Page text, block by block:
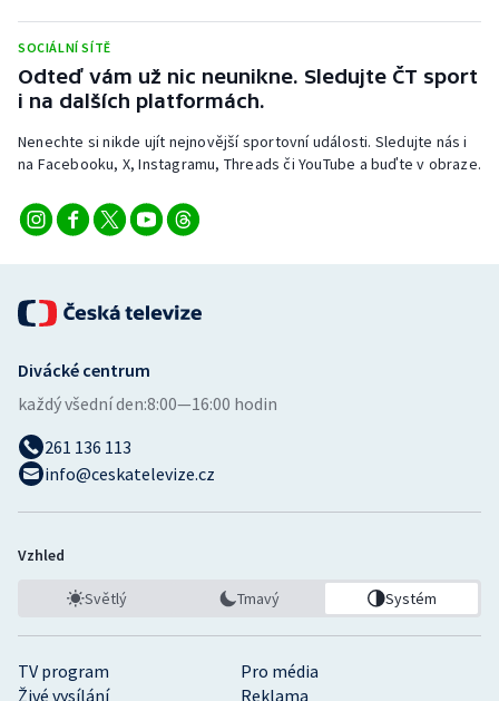
SOCIÁLNÍ SÍTĚ
Odteď vám už nic neunikne. Sledujte ČT sport
i na dalších platformách.
Nenechte si nikde ujít nejnovější sportovní události. Sledujte nás i
na Facebooku, X, Instagramu, Threads či YouTube a buďte v obraze.
TV program
Pro média
Živé vysílání
Reklama
Divácké centrum
každý všední den:8:00—16:00 hodin
261 136 113
info@ceskatelevize.cz
Vzhled
Světlý Tmavý Systém